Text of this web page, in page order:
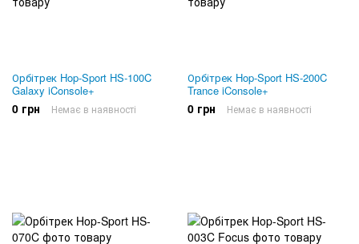
Орбітрек Hop-Sport HS-100C
Galaxy iConsole+
0 грн Немає в наявності
Орбітрек Hop-Sport HS-200C
Trance iConsole+
0 грн Немає в наявності